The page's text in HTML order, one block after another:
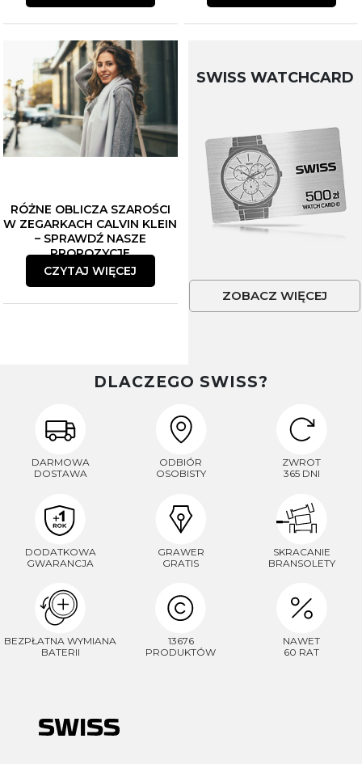
RÓŻNE OBLICZA SZAROŚCI
W ZEGARKACH CALVIN KLEIN
– SPRAWDŹ NASZE
PROPOZYCJE
CZYTAJ WIĘCEJ
SWISS WATCHCARD
ZOBACZ WIĘCEJ
DLACZEGO SWISS?
DARMOWA
DOSTAWA
ODBIÓR
OSOBISTY
ZWROT
365 DNI
DODATKOWA
GWARANCJA
GRAWER
GRATIS
SKRACANIE
BRANSOLETY
BEZPŁATNA WYMIANA
BATERII
13676
PRODUKTÓW
NAWET
60 RAT